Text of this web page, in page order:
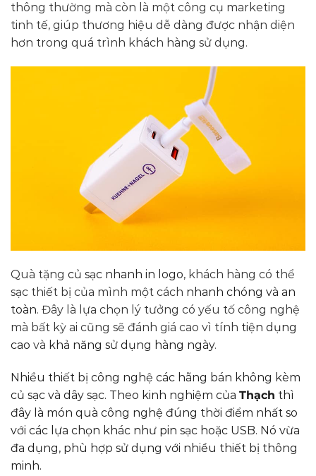
thông thường mà còn là một công cụ marketing
tinh tế, giúp thương hiệu dễ dàng được nhận diện
hơn trong quá trình khách hàng sử dụng.
Quà tặng củ sạc nhanh in logo, khách hàng có thể
sạc thiết bị của mình một cách nhanh chóng và an
toàn. Đây là lựa chọn lý tưởng có yếu tố công nghệ
mà bất kỳ ai cũng sẽ đánh giá cao vì tính tiện dụng
cao và khả năng sử dụng hàng ngày.
Nhiều thiết bị công nghệ các hãng bán không kèm
củ sạc và dây sạc. Theo kinh nghiệm của Thạch thì
đây là món quà công nghệ đúng thời điểm nhất so
với các lựa chọn khác như pin sạc hoặc USB. Nó vừa
đa dụng, phù hợp sử dụng với nhiều thiết bị thông
minh.